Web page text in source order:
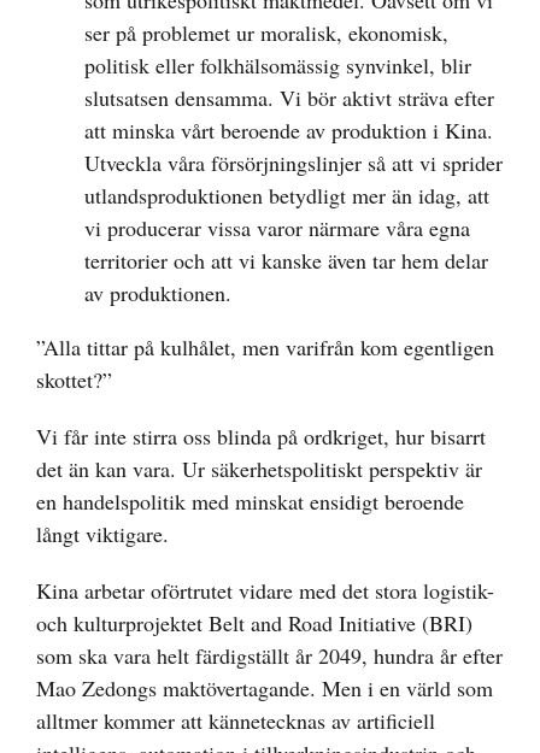
ser på problemet ur moralisk, ekonomisk,
politisk eller folkhälsomässig synvinkel, blir
slutsatsen densamma. Vi bör aktivt sträva efter
att minska vårt beroende av produktion i Kina.
Utveckla våra försörjningslinjer så att vi sprider
utlandsproduktionen betydligt mer än idag, att
vi producerar vissa varor närmare våra egna
territorier och att vi kanske även tar hem delar
av produktionen.
”Alla tittar på kulhålet, men varifrån kom egentligen
skottet?”
Vi får inte stirra oss blinda på ordkriget, hur bisarrt
det än kan vara. Ur säkerhetspolitiskt perspektiv är
en handelspolitik med minskat ensidigt beroende
långt viktigare.
Kina arbetar oförtrutet vidare med det stora logistik-
och kulturprojektet Belt and Road Initiative (BRI)
som ska vara helt färdigställt år 2049, hundra år efter
Mao Zedongs maktövertagande. Men i en värld som
alltmer kommer att kännetecknas av artificiell